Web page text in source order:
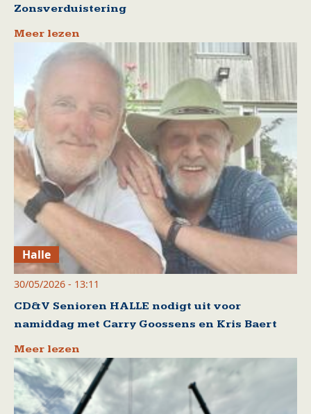
Zonsverduistering
Meer lezen
Halle
30/05/2026 - 13:11
CD&V Senioren HALLE nodigt uit voor
namiddag met Carry Goossens en Kris Baert
Meer lezen